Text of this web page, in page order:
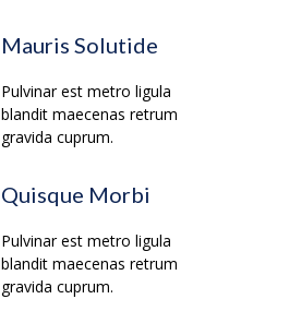
Mauris Solutide
Pulvinar est metro ligula
blandit maecenas retrum
gravida cuprum.
Quisque Morbi
Pulvinar est metro ligula
blandit maecenas retrum
gravida cuprum.